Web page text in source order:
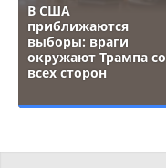
В США
приближаются
выборы: враги
окружают Трампа со
всех сторон